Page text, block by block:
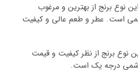
نوع برنج از بهترین و مرغوب
است. عطر و طعم عالی و کیفیت
نوع برنج از نظر کیفیت و قیمت
درجه یک است.